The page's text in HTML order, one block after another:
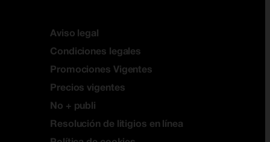
Aviso legal
Condiciones legales
Promociones Vigentes
Precios vigentes
No + publi
Resolución de litigios en línea